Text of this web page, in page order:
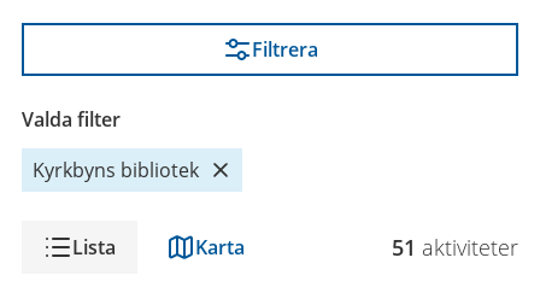
Filtrera
Valda filter
Kyrkbyns bibliotek
VisningLista Karta 51 aktiviteter